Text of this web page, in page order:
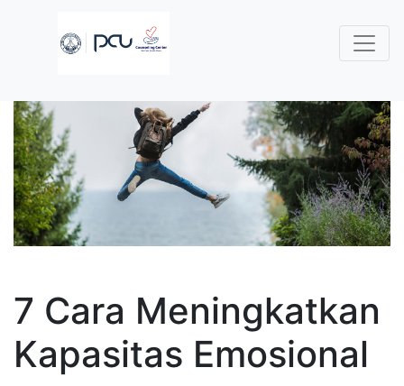
7 Cara Meningkatkan
Kapasitas Emosional